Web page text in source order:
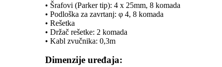
• Šrafovi (Parker tip): 4 x 25mm, 8 komada
• Podloška za zavrtanj: φ 4, 8 komada
• Rešetka
• Držač rešetke: 2 komada
• Kabl zvučnika: 0,3m
Dimenzije uređaja: